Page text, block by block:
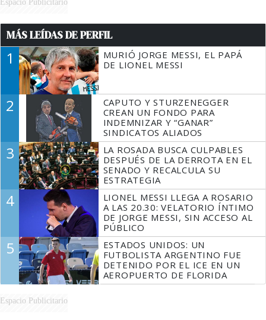
MÁS LEÍDAS DE PERFIL
1
MURIÓ JORGE MESSI, EL PAPÁ
DE LIONEL MESSI
2
CAPUTO Y STURZENEGGER
CREAN UN FONDO PARA
INDEMNIZAR Y “GANAR”
SINDICATOS ALIADOS
3
LA ROSADA BUSCA CULPABLES
DESPUÉS DE LA DERROTA EN EL
SENADO Y RECALCULA SU
ESTRATEGIA
4
LIONEL MESSI LLEGA A ROSARIO
A LAS 20.30: VELATORIO ÍNTIMO
DE JORGE MESSI, SIN ACCESO AL
PÚBLICO
5
ESTADOS UNIDOS: UN
FUTBOLISTA ARGENTINO FUE
DETENIDO POR EL ICE EN UN
AEROPUERTO DE FLORIDA
Espacio Publicitario